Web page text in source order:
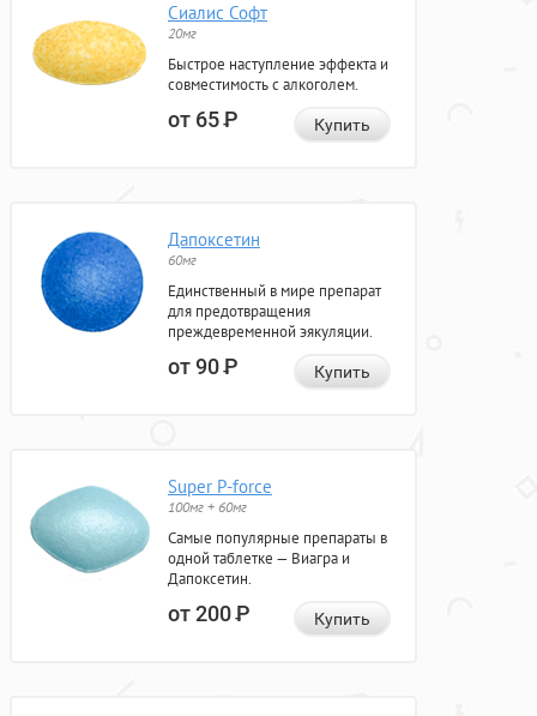
Сиалис Софт
20мг
Быстрое наступление эффекта и
совместимость с алкоголем.
от 65Р Купить
Дапоксетин
60мг
Единственный в мире препарат
для предотвращения
преждевременной эякуляции.
от 90Р Купить
Super P-force
100мг + 60мг
Самые популярные препараты в
одной таблетке — Виагра и
Дапоксетин.
от 200Р Купить